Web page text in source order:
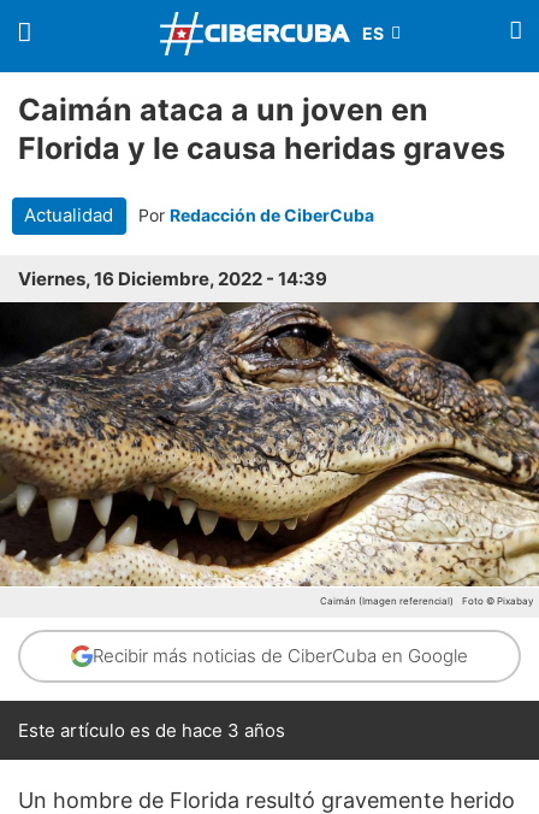
Caimán ataca a un joven en
Florida y le causa heridas graves
Actualidad Por Redacción de CiberCuba
Viernes, 16 Diciembre, 2022 - 14:39
Caimán (Imagen referencial) Foto © Pixabay
Recibir más noticias de CiberCuba en Google
Este artículo es de hace 3 años
Un hombre de Florida resultó gravemente herido